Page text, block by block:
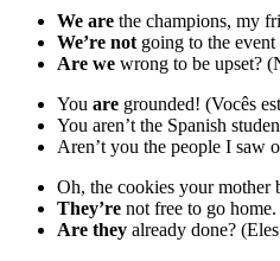
We are the champions, my
We’re not going to the
Are we wrong to be upset?
You are grounded! (Vocês
You aren’t the Spanish
Aren’t you the people I saw
Oh, the cookies your mother
They’re not free to go home.
Are they already done?